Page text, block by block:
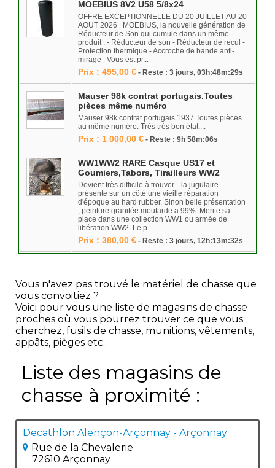
MOEBIUS 8V2 U58 5/8x24
OFFRE EXCEPTIONNELLE DU 20 JUILLET AU 20
AOUT 2026 MOEBIUS, la nouvelle génération de
Réducteur de Son qui cumule dans un même
produit : - Réducteur de son - Réducteur de recul -
Protection thermique - Accroche de bande anti-
mirage Vous est pr...
Prix : 495,00 € - Reste : 3 jours, 03h:48m:29s
Mauser 98k contrat portugais.Toutes
pièces même numéro
Mauser 98k contrat portugais 1937 Toutes pièces
au même numéro. Très trés bon état....
Prix : 1 000,00 € - Reste : 9h 58m:06s
WW1WW2 RARE Casque US17 et
Goumiers,Tabors, Tirailleurs WW2
Devient très difficile à trouver... la jugulaire
présente sur un côté une vieille réparation
d'époque au hard rubber. Sinon belle présentation
, peinture granitée moutarde a 99%. Merite sa
place dans une collection WW1 ou armée de
libération WW2. Le p...
Prix : 380,00 € - Reste : 3 jours, 12h:13m:32s
Vous n'avez pas trouvé le matériel de chasse que
vous convoitiez ?
Voici pour vous une liste de magasins de chasse
proches où vous pourrez trouver ce que vous
cherchez, fusils de chasse, munitions, vêtements,
appâts, pièges etc..
Liste des magasins de
chasse à proximité :
Decathlon Alençon-Arçonnay - Arçonnay
Rue de la Chevalerie
72610 Arçonnay